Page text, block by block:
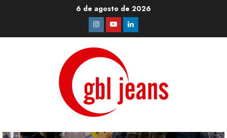
6 de agosto de 2026
Instagram
YoutubeLinkedin